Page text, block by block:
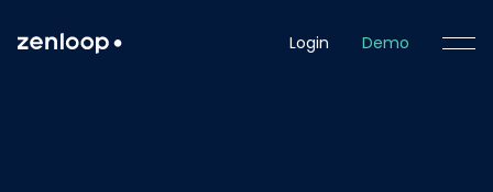
Login Demo